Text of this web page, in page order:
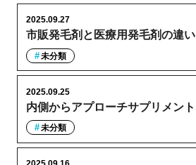
市販発毛剤と医療用発毛剤の違い
2025.09.27
未分類
内側からアプローチサプリメント
2025.09.25
未分類